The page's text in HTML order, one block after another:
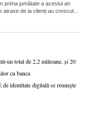
prima jumătate a acestui an
de la clienți au crescut...
un total de 2,2 milioane, și 20
cu banca
identitate digitală se reunește